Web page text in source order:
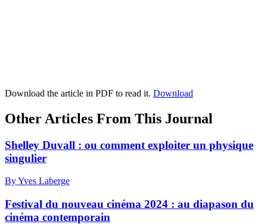
Download the article in PDF to read it. Download
Other Articles From This Journal
Shelley Duvall : ou comment exploiter un physique
singulier
By Yves Laberge
Festival du nouveau cinéma 2024 : au diapason du
cinéma contemporain